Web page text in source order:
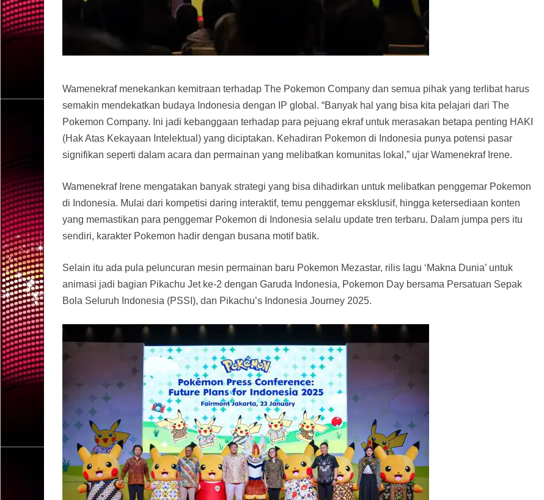
Wamenekraf menekankan kemitraan terhadap The Pokemon Company dan semua pihak yang terlibat harus
semakin mendekatkan budaya Indonesia dengan IP global. “Banyak hal yang bisa kita pelajari dari The
Pokemon Company. Ini jadi kebanggaan terhadap para pejuang ekraf untuk merasakan betapa penting HAKI
(Hak Atas Kekayaan Intelektual) yang diciptakan. Kehadiran Pokemon di Indonesia punya potensi pasar
signifikan seperti dalam acara dan permainan yang melibatkan komunitas lokal,” ujar Wamenekraf Irene.
Wamenekraf Irene mengatakan banyak strategi yang bisa dihadirkan untuk melibatkan penggemar Pokemon
di Indonesia. Mulai dari kompetisi daring interaktif, temu penggemar eksklusif, hingga ketersediaan konten
yang memastikan para penggemar Pokemon di Indonesia selalu update tren terbaru. Dalam jumpa pers itu
sendiri, karakter Pokemon hadir dengan busana motif batik.
Selain itu ada pula peluncuran mesin permainan baru Pokemon Mezastar, rilis lagu ‘Makna Dunia’ untuk
animasi jadi bagian Pikachu Jet ke-2 dengan Garuda Indonesia, Pokemon Day bersama Persatuan Sepak
Bola Seluruh Indonesia (PSSI), dan Pikachu’s Indonesia Journey 2025.